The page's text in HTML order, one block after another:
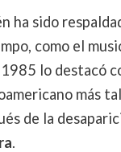
ha sido
como el
lo destacó
más
de la
.